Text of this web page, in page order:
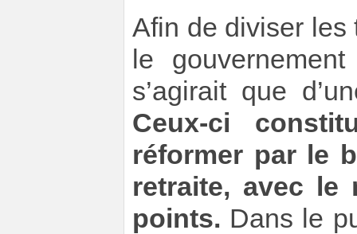
Afin de diviser les
le
s’agirait que
Ceux-ci
réformer par le
retraite, avec le
points. Dans le